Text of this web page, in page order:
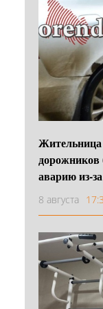
Жительница
дорожников
аварию из-
8 августа